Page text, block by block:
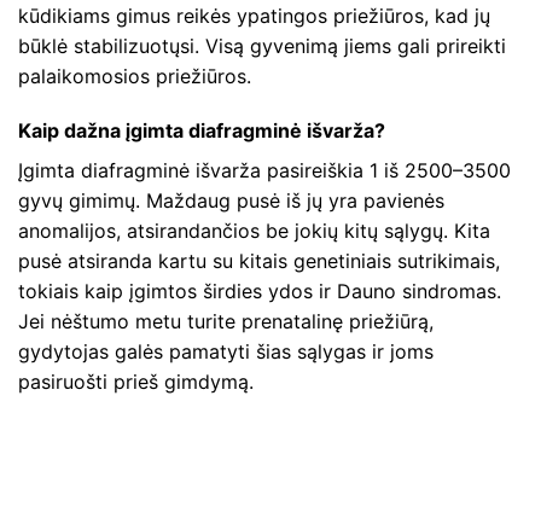
kūdikiams gimus reikės ypatingos priežiūros, kad jų
būklė stabilizuotųsi. Visą gyvenimą jiems gali prireikti
palaikomosios priežiūros.
Kaip dažna įgimta diafragminė išvarža?
Įgimta diafragminė išvarža pasireiškia 1 iš 2500–3500
gyvų gimimų. Maždaug pusė iš jų yra pavienės
anomalijos, atsirandančios be jokių kitų sąlygų. Kita
pusė atsiranda kartu su kitais genetiniais sutrikimais,
tokiais kaip įgimtos širdies ydos ir Dauno sindromas.
Jei nėštumo metu turite prenatalinę priežiūrą,
gydytojas galės pamatyti šias sąlygas ir joms
pasiruošti prieš gimdymą.